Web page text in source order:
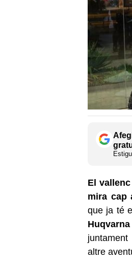
El
mira cap
que ja té
altre